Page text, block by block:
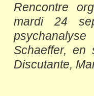
Rencontre
mardi 24
Schaeffer, en
Discutante,